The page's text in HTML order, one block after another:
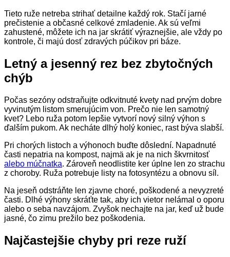
Tieto ruže netreba strihať detailne každý rok. Stačí jarné
prečistenie a občasné celkové zmladenie. Ak sú veľmi
zahustené, môžete ich na jar skrátiť výraznejšie, ale vždy po
kontrole, či majú dosť zdravých púčikov pri báze.
Letný a jesenný rez bez zbytočných
chýb
Počas sezóny odstraňujte odkvitnuté kvety nad prvým dobre
vyvinutým listom smerujúcim von. Prečo nie len samotný
kvet? Lebo ruža potom lepšie vytvorí nový silný výhon s
ďalším pukom. Ak necháte dlhý holý koniec, rast býva slabší.
Pri chorých listoch a výhonoch buďte dôslední. Napadnuté
časti nepatria na kompost, najmä ak je na nich škvrnitosť
alebo múčnatka. Zároveň neodlistite ker úplne len zo strachu
z choroby. Ruža potrebuje listy na fotosyntézu a obnovu síl.
Na jeseň odstráňte len zjavne choré, poškodené a nevyzreté
časti. Dlhé výhony skráťte tak, aby ich vietor nelámal o oporu
alebo o seba navzájom. Zvyšok nechajte na jar, keď už bude
jasné, čo zimu prežilo bez poškodenia.
Najčastejšie chyby pri reze ruží